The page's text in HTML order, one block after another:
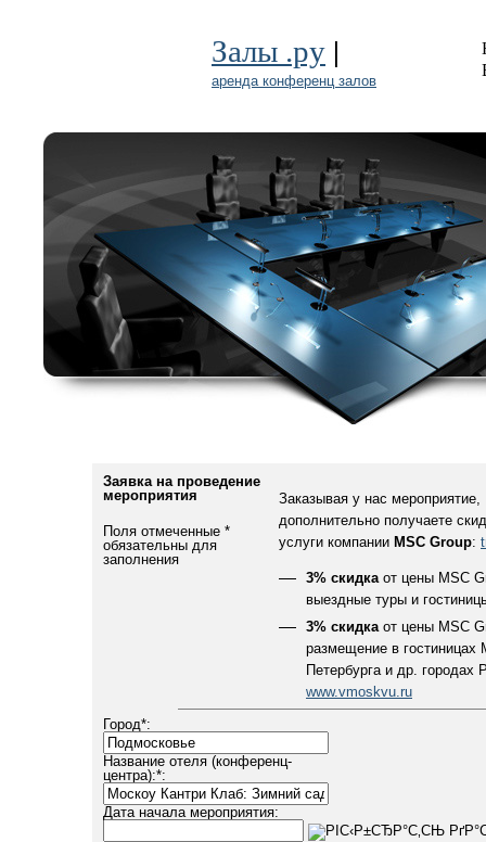
Залы .ру |
аренда конференц залов
Заказывая у нас
дополнительно получаете
услуги компании MSC Group:
3% скидкаот цены MSC
выездные туры и
3% скидкаот цены MSC
размещение в гостиницах
Петербурга и др. городах
www.vmoskvu.ru
Заявка на проведение
мероприятия
Поля отмеченные *
обязательны для
заполнения
Город*:
Название отеля (конференц-
центра):*:
Дата начала мероприятия: